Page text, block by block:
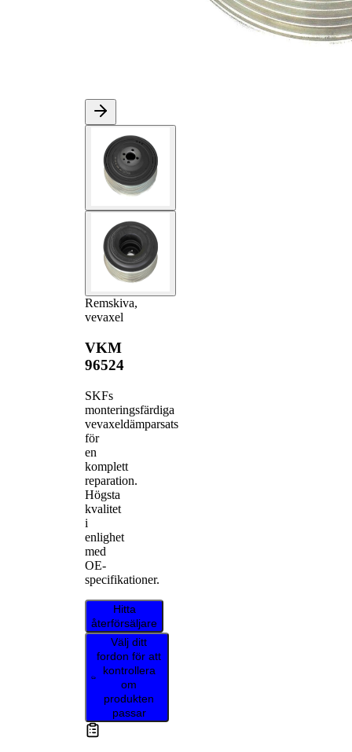
Remskiva,
vevaxel
VKM
96524
SKFs
monteringsfärdiga
vevaxeldämparsats
för
en
komplett
reparation.
Högsta
kvalitet
i
enlighet
med
OE-
specifikationer.
Hitta
återförsäljare
Välj ditt
fordon för att
kontrollera
om
produkten
passar